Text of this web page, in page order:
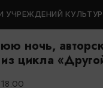
УЧРЕЖДЕНИЙ
ночь,
цикла